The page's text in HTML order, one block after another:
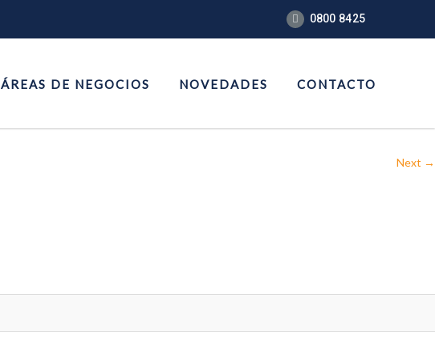
0800 8425
ÁREAS DE NEGOCIOS NOVEDADES CONTACTO
Next →